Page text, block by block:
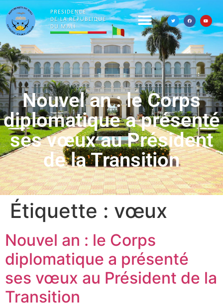
Nouvel an : le Corps
diplomatique a présenté
ses vœux au Président
de la Transition
Étiquette : vœux
Nouvel an : le Corps
diplomatique a présenté
ses vœux au Président de la
Transition